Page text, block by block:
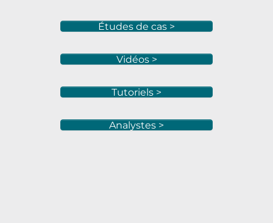
Études de cas >
Vidéos >
Tutoriels >
Analystes >